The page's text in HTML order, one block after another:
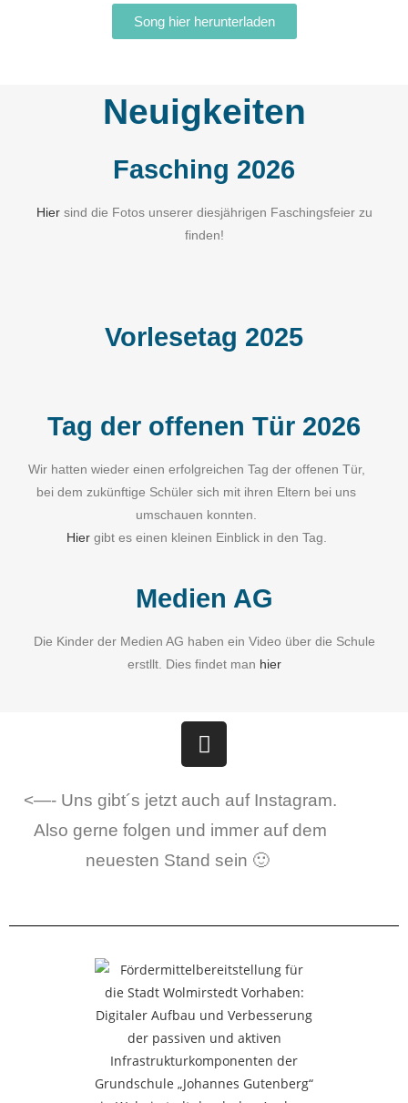
Song hier herunterladen
Neuigkeiten
Fasching 2026
Hiersind die Fotos unserer diesjährigen Faschingsfeier zu
finden!
Vorlesetag 2025
Tag der offenen Tür 2026
Wir hatten wieder einen erfolgreichen Tag der offenen Tür,
bei dem zukünftige Schüler sich mit ihren Eltern bei uns
umschauen konnten.
Hiergibt es einen kleinen Einblick in den Tag.
Medien AG
Die Kinder der Medien AG haben ein Video über die Schule
erstllt. Dies findet man hier
<—- Uns gibt´s jetzt auch auf Instagram.
Also gerne folgen und immer auf dem
neuesten Stand sein 🙂